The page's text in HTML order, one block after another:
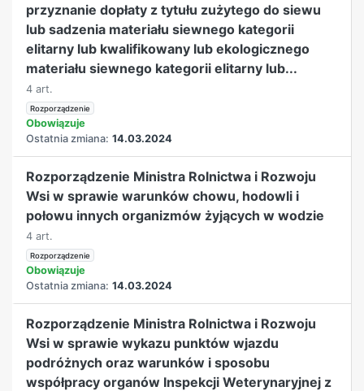
przyznanie dopłaty z tytułu zużytego do siewu
lub sadzenia materiału siewnego kategorii
elitarny lub kwalifikowany lub ekologicznego
materiału siewnego kategorii elitarny lub...
4 art.
Rozporządzenie
Obowiązuje
Ostatnia zmiana: 14.03.2024
Rozporządzenie Ministra Rolnictwa i Rozwoju
Wsi w sprawie warunków chowu, hodowli i
połowu innych organizmów żyjących w wodzie
4 art.
Rozporządzenie
Obowiązuje
Ostatnia zmiana: 14.03.2024
Rozporządzenie Ministra Rolnictwa i Rozwoju
Wsi w sprawie wykazu punktów wjazdu
podróżnych oraz warunków i sposobu
współpracy organów Inspekcji Weterynaryjnej z